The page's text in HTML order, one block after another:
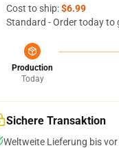
Cost to ship:$6.99
Standard - Order today to
Production
Today
Sichere Transaktion
Weltweite Lieferung bis vor